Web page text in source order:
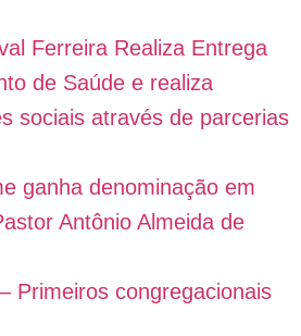
Ferreira Realiza Entrega
de Saúde e realiza
sociais através de parcerias
ganha denominação em
Antônio Almeida de
Primeiros congregacionais